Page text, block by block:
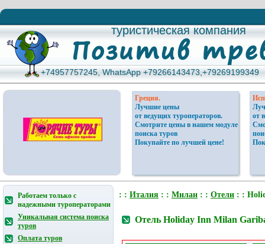
туристическая компания
туристическая компания
+74957757245, WhatsApp +79266143473,+79269199349
+74957757245, WhatsApp +79266143473,+79269199349
Греция.
Лучшие цены
от ведущих туроператоров.
Смотрите цены в нашем модуле
поиска туров
Покупайте по лучшей цене!
от
Работаем только с
надежными туроператорами
Уникальная система поиска
туров
Оплата туров
: : Италия : : Милан : : Отели : :
Отель Holiday Inn Milan